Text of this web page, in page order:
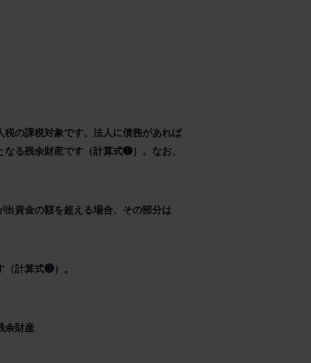
の課税対象です。法人に債務があれば
る残余財産です（計算式❶）。なお、
資金の額を超える場合、その部分は
（計算式❸）。
余財産